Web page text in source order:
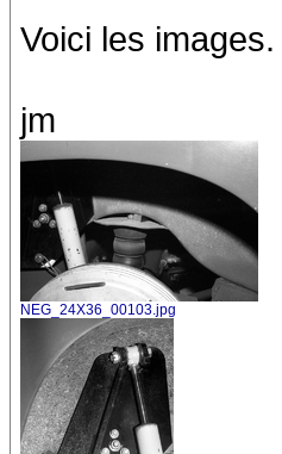
Voici les images.
jm
NEG_24X36_00103.jpg